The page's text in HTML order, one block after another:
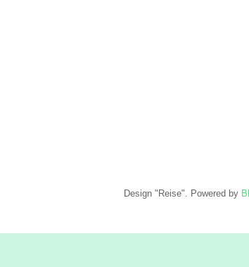
Design "Reise". Powered by